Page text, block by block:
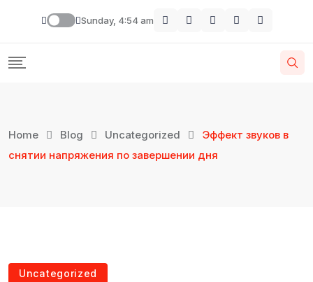
Sunday, 4:54 am
Home Blog Uncategorized
Эффект звуков в
снятии напряжения по завершении дня
Uncategorized